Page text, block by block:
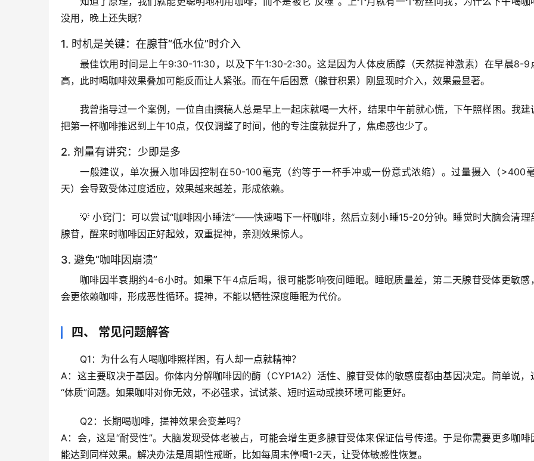
没用，晚上还失眠？
1. 时机是关键：在腺苷“低水位”时介入
最佳饮用时间是上午9:30-11:30，以及下午1:30-2:30。这是因为人体皮质醇（天然提神激素）在早晨8-9
高，此时喝咖啡效果叠加可能反而让人紧张。而在午后困意（腺苷积累）刚显现时介入，效果最显著。
我曾指导过一个案例，一位自由撰稿人总是早上一起床就喝一大杯，结果中午前就心慌，下午照样困。我建
把第一杯咖啡推迟到上午10点， 仅仅调整了时间，他的专注度就提升了，焦虑感也少了。
2. 剂量有讲究：少即是多
一般建议，单次摄入咖啡因控制在50-100毫克 （约等于一杯手冲或一份意式浓缩）。过量摄入（>400
天）会导致受体过度适应，效果越来越差，形成依赖。
💡 小窍门 ：可以尝试“咖啡因小睡法”——快速喝下一杯咖啡，然后立刻小睡15-20分钟。睡觉时大脑会清理
腺苷，醒来时咖啡因正好起效，双重提神，亲测效果惊人。
3. 避免“咖啡因崩溃”
咖啡因半衰期约4-6小时。如果下午4点后喝，很可能影响夜间睡眠。睡眠质量差，第二天腺苷受体更敏感
会更依赖咖啡，形成恶性循环。 提神，不能以牺牲深度睡眠为代价。
四、 常见问题解答
Q1：为什么有人喝咖啡照样困，有人却一点就精神？
A：这主要取决于基因。你体内分解咖啡因的酶（CYP1A2）活性、腺苷受体的敏感度都由基因决定。简单说，
“体质”问题。如果咖啡对你无效，不必强求，试试茶、短时运动或换环境可能更好。
Q2：长期喝咖啡，提神效果会变差吗？
A： 会，这是“耐受性”。大脑发现受体老被占，可能会增生更多腺苷受体来保证信号传递。于是你需要更多咖啡
能达到同样效果。解决办法是周期性戒断，比如每周末停喝1-2天，让受体敏感性恢复。